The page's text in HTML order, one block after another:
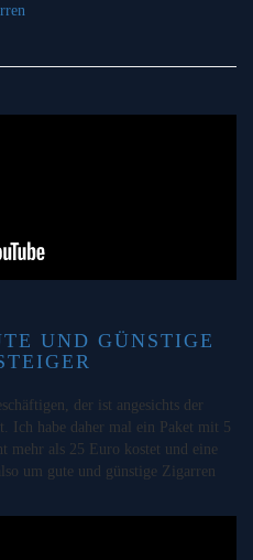
UND GÜNSTIGE
der ist angesichts der
Ich habe daher mal ein Paket mit 5
mehr als 25 Euro kostet und eine
um gute und günstige Zigarren